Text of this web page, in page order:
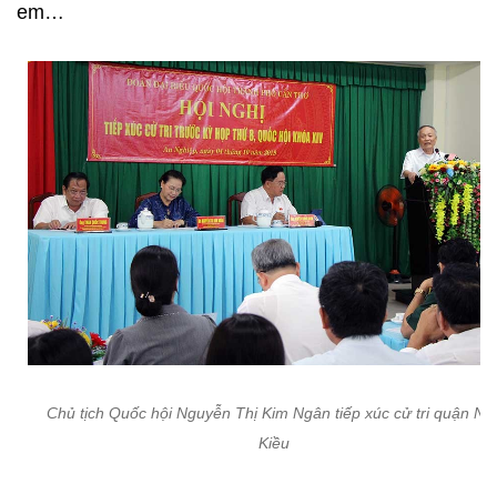
em…
Chủ tịch Quốc hội Nguyễn Thị Kim Ngân tiếp xúc cử tri quận
Kiều